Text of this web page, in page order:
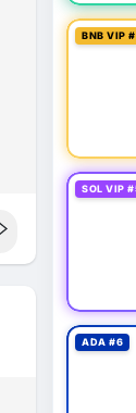
BNB VIP
SOL VIP
ADA #6